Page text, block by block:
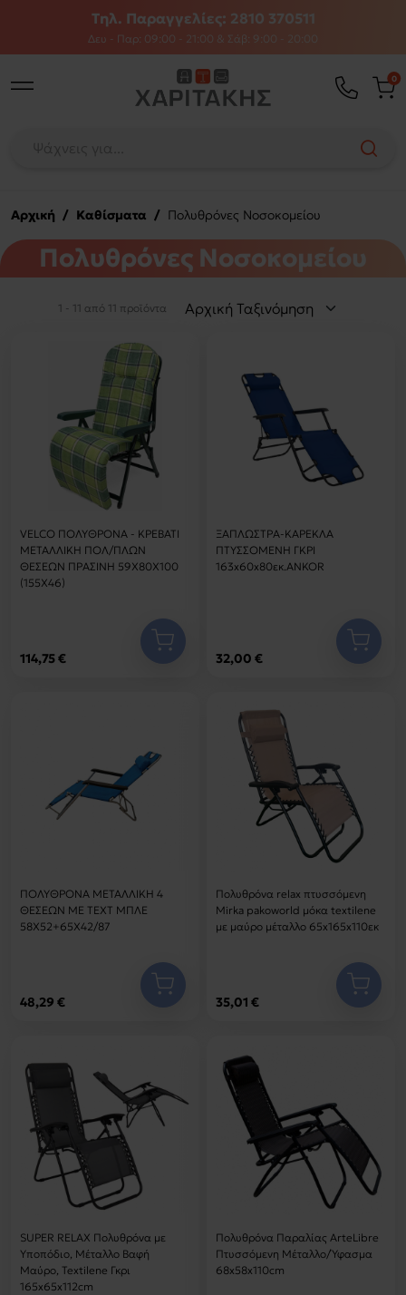
Τηλ. Παραγγελίες: 2810 370511
Δευ - Παρ: 09:00 - 21:00 & Σάβ: 9:00 - 20:00
0
Αρχική / Καθίσματα / Πολυθρόνες Νοσοκομείου
Πολυθρόνες Νοσοκομείου
1 - 11 από 11 προϊόντα
VELCO ΠΟΛΥΘΡΟΝΑ - ΚΡΕΒΑΤΙ
ΜΕΤΑΛΛΙΚΗ ΠΟΛ/ΠΛΩΝ
ΘΕΣΕΩΝ ΠΡΑΣΙΝΗ 59Χ80Χ100
(155Χ46)
114,75 €
ΞΑΠΛΩΣΤΡΑ-ΚΑΡΕΚΛΑ
ΠΤΥΣΣΟΜΕΝΗ ΓΚΡΙ
163x60x80εκ.ANKOR
32,00 €
ΠΟΛΥΘΡΟΝΑ ΜΕΤΑΛΛΙΚΗ 4
ΘΕΣΕΩΝ ΜΕ ΤΕΧΤ ΜΠΛΕ
58Χ52+65Χ42/87
48,29 €
Πολυθρόνα relax πτυσσόμενη
Mirka pakoworld μόκα textilene
με μαύρο μέταλλο 65x165x110εκ
35,01 €
SUPER RELAX Πολυθρόνα με
Υποπόδιο, Μέταλλο Βαφή
Μαύρο, Textilene Γκρι
165x65x112cm
Πολυθρόνα Παραλίας ArteLibre
Πτυσσόμενη Μέταλλο/Ύφασμα
68x58x110cm